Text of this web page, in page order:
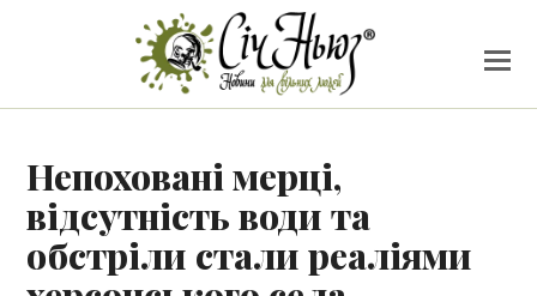
Непоховані мерці,
відсутність води та
обстріли стали реаліями